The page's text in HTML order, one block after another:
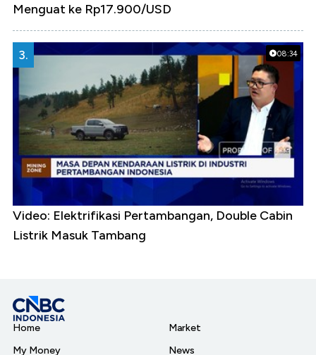
Menguat ke Rp17.900/USD
08:34
3.
Video: Elektrifikasi Pertambangan, Double Cabin
Listrik Masuk Tambang
Home
My Money
Market
News